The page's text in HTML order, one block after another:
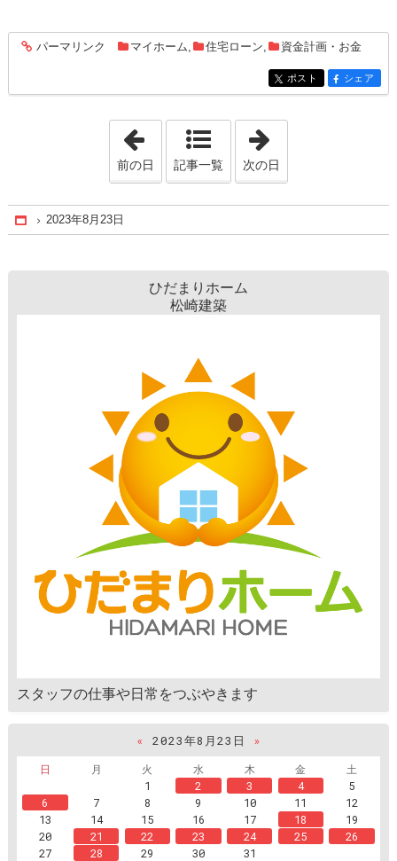
entry1586
パーマリンク マイホーム, 住宅ローン, 資金計画・お金
entry1586
ポスト entry1586
シェア
「2023年8月22日」
前の日 記事一覧 次の日
Home
2023年8月23日
ひだまりホーム
松崎建築
スタッフの仕事や日常をつぶやきます
« 2023年8月23日
»
日
月 火 水 木 金
土
1
2 3 4
5
6
7 8 9 10 11
12
13
14 15 16 17 18
19
20
21 22 23 24 25
26
27
28 29 30 31